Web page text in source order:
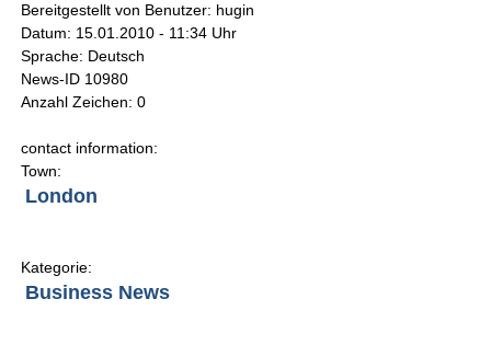
Bereitgestellt von Benutzer: hugin
Datum: 15.01.2010 - 11:34 Uhr
Sprache: Deutsch
News-ID 10980
Anzahl Zeichen: 0
contact information:
Town:
London
Kategorie:
Business News